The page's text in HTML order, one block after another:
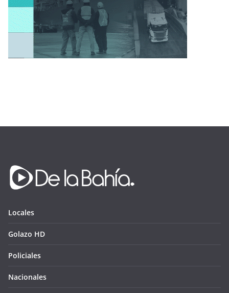
Locales
Golazo HD
Policiales
Nacionales